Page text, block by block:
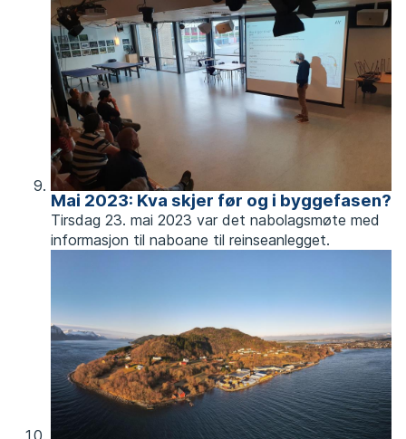
Mai 2023: Kva skjer før og i byggefasen?
Tirsdag 23. mai 2023 var det nabolagsmøte med
informasjon til naboane til reinseanlegget.